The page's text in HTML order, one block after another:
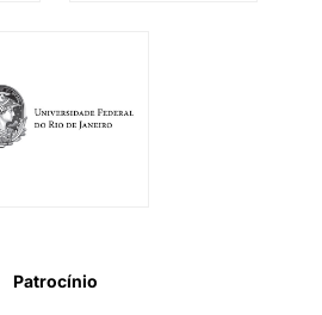
Patrocínio